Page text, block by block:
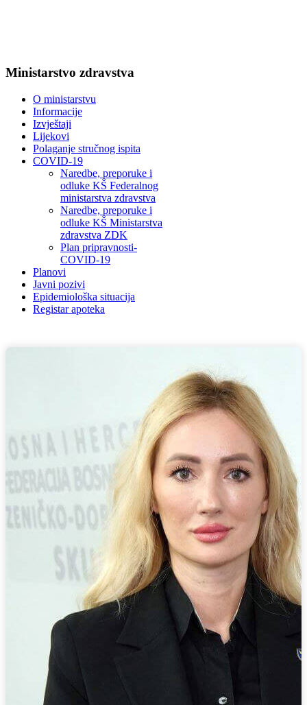
Ministarstvo zdravstva
O ministarstvu
Informacije
Izvještaji
Lijekovi
Polaganje stručnog ispita
COVID-19
Naredbe, preporuke i
odluke KŠ Federalnog
ministarstva zdravstva
Naredbe, preporuke i
odluke KŠ Ministarstva
zdravstva ZDK
Plan pripravnosti-
COVID-19
Planovi
Javni pozivi
Epidemiološka situacija
Registar apoteka